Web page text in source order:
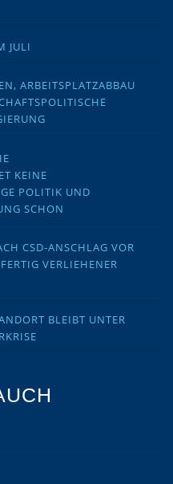
JULI
ARBEITSPLATZABBAU
KEINE
POLITIK UND
SCHON
CSD-ANSCHLAG VOR
VERLIEHENER
BLEIBT UNTER